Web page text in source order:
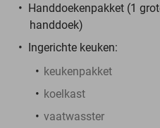
Handdoekenpakket (1
handdoek)
Ingerichte keuken:
keukenpakket
koelkast
vaatwasster